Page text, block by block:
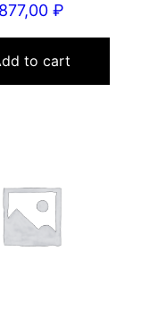
877,00 ₽
to cart